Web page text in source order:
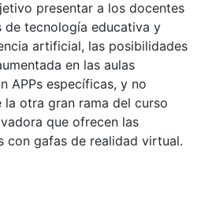
presentar a los docentes
de tecnología educativa y
artificial, las posibilidades
en las aulas
APPs específicas, y no
otra gran rama del curso
que ofrecen las
con gafas de realidad virtual.